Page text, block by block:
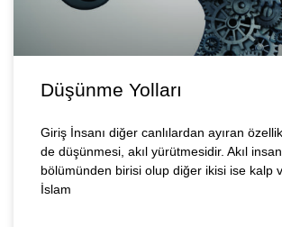
Düşünme Yolları
Giriş İnsanı diğer canlılardan ayıran
de düşünmesi, akıl yürütmesidir. Akıl
bölümünden birisi olup diğer ikisi ise kalp
İslam